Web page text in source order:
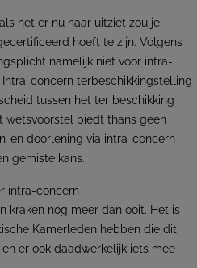
het er nu naar uitziet zou je
hoeft te zijn. Volgens
namelijk niet voor intra-
concern terbeschikkingstelling
tussen het ter beschikking
wetsvoorstel biedt thans geen
en doorlening via intra-concern
gemiste kans.
intra-concern
kraken nog meer dan ooit. Het is
Kamerleden hebben die dit
er ook daadwerkelijk iets mee